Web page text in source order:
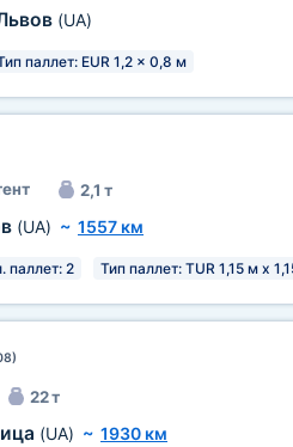
(UA)
паллет: EUR 1,2 x 0,8 м
2,1 т
(UA) ~ 1557 км
паллет: 2 Тип паллет: TUR 1,15 м х
22 т
(UA) ~ 1930 км